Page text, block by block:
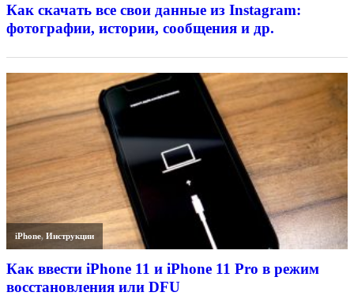
Как скачать все свои данные из Instagram:
фотографии, истории, сообщения и др.
iPhone,Инструкции
Как ввести iPhone 11 и iPhone 11 Pro в режим
восстановления или DFU